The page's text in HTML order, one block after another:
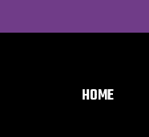
HOME